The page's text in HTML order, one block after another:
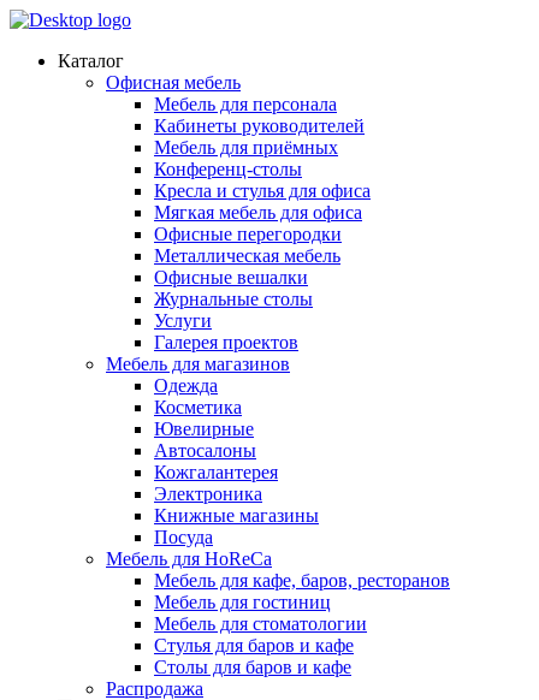
Каталог
Офисная мебель
Мебель для персонала
Кабинеты руководителей
Мебель для приёмных
Конференц-столы
Кресла и стулья для офиса
Мягкая мебель для офиса
Офисные перегородки
Металлическая мебель
Офисные вешалки
Журнальные столы
Услуги
Галерея проектов
Мебель для магазинов
Одежда
Косметика
Ювелирные
Автосалоны
Кожгалантерея
Электроника
Книжные магазины
Посуда
Мебель для HoReCa
Мебель для кафе, баров, ресторанов
Мебель для гостиниц
Мебель для стоматологии
Стулья для баров и кафе
Столы для баров и кафе
Распродажа